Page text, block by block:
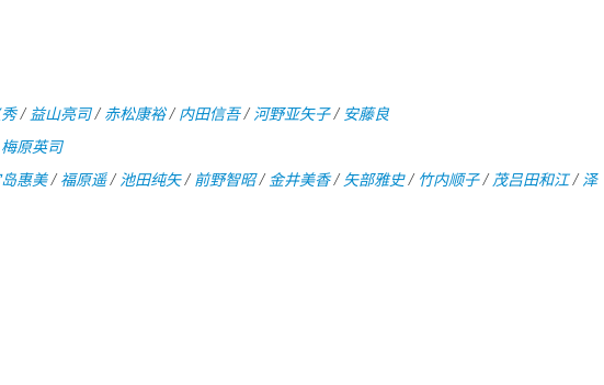
/益山亮司/赤松康裕/内田信吾/河野亚矢子/ 安藤良
梅原英司
惠美/福原遥/池田纯矢/前野智昭/金井美香/矢部雅史/ 竹内顺子/茂吕田和江/泽